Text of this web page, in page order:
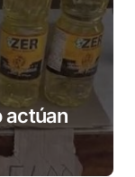
actúan